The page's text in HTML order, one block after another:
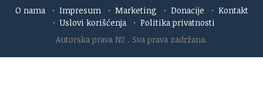
O nama · Impresum · Marketing · Donacije · Kontakt
· Uslovi korišćenja · Politika privatnosti
Autorska prava N2 . Sva prava zadržana.